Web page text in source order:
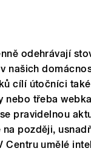
odehrávají
našich
cílí útočníci
nebo třeba
pravidelnou
později,
Centru umělé